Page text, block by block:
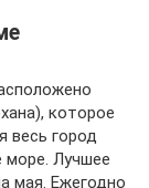
которое
весь город
море. Лучшее
мая. Ежегодно